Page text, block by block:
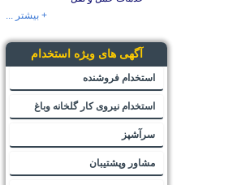
+ بیشتر ...
آگهی های ویژه استخدام
استخدام فروشنده
استخدام نیروی کار گلخانه وباغ
سرآشپز
مشاور وپشتیبان